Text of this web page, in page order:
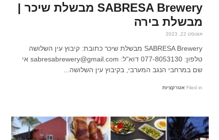
SABRESA Brewery מבשלת שיכר |
מבשלת בירה
אוגוסט 22, 2023
SABRESA Brewery מבשלת שיכר כתובת: קיבוץ עין השלושה
טלפון: 077-8053130 דוא"ל: sabresabrewery@gmail.com אי
שם במרחבי הנגב המערבי, בקיבוץ עין השלושה...
Filed in אטרקציות